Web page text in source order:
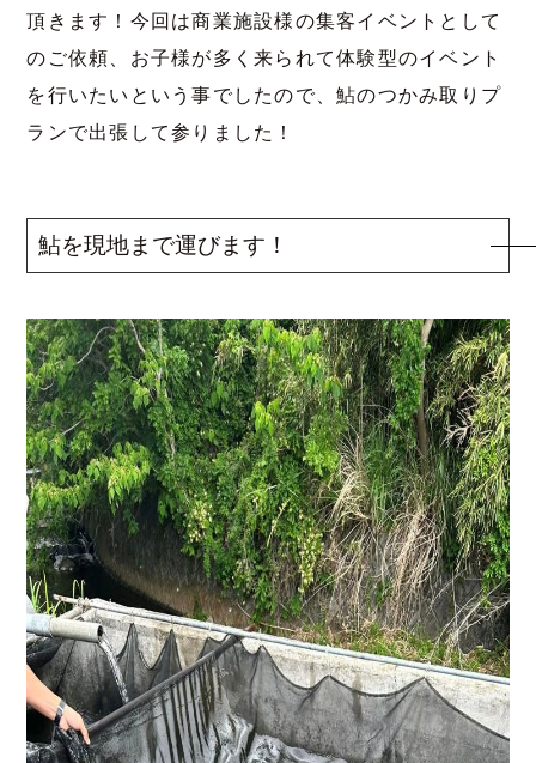
頂きます！今回は商業施設様の集客イベントとして
のご依頼、お子様が多く来られて体験型のイベント
を行いたいという事でしたので、鮎のつかみ取りプ
ランで出張して参りました！
鮎を現地まで運びます！